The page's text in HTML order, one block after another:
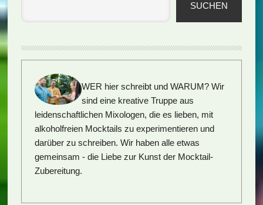
SUCHEN
WER hier schreibt und WARUM? Wir
sind eine kreative Truppe aus
leidenschaftlichen Mixologen, die es lieben, mit
alkoholfreien Mocktails zu experimentieren und
darüber zu schreiben. Wir haben alle etwas
gemeinsam - die Liebe zur Kunst der Mocktail-
Zubereitung.